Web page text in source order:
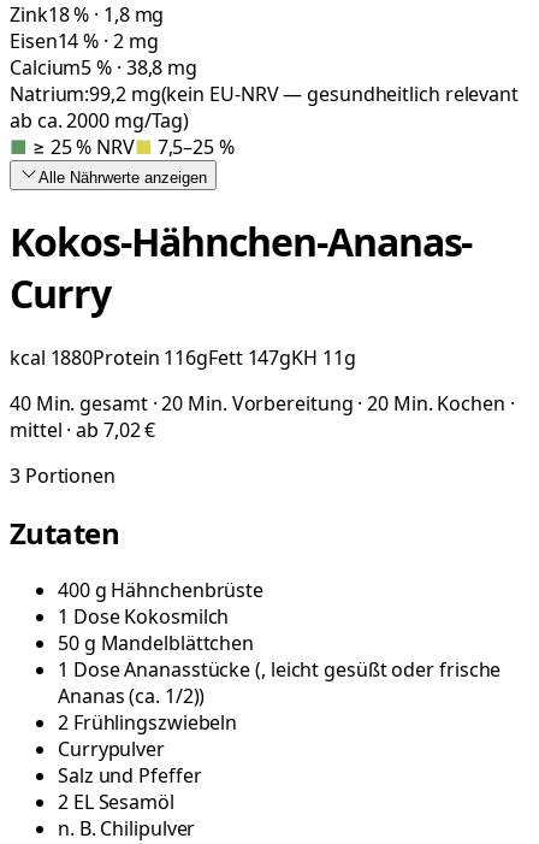
Zink18 % · 1,8 mg
Eisen14 % · 2 mg
Calcium5 % · 38,8 mg
Natrium:99,2mg(kein EU-NRV — gesundheitlich relevant
ab ca. 2000 mg/Tag)
■ ≥ 25 % NRV■ 7,5–25 %
Alle Nährwerte anzeigen
Kokos-Hähnchen-Ananas-
Curry
kcal 1880Protein 116gFett 147gKH 11g
40 Min. gesamt · 20 Min. Vorbereitung · 20 Min. Kochen ·
mittel · ab 7,02 €
3 Portionen
Zutaten
400g Hähnchenbrüste
1 DoseKokosmilch
50g Mandelblättchen
1 DoseAnanasstücke(, leicht gesüßt oder frische
Ananas (ca. 1/2))
2 Frühlingszwiebeln
Currypulver
Salz und Pfeffer
2 ELSesamöl
n. B. Chilipulver